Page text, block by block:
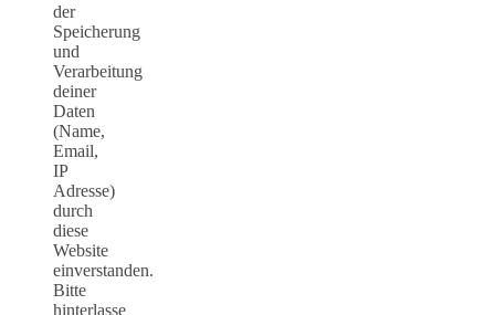
der
Speicherung
und
Verarbeitung
deiner
Daten
(Name,
Email,
IP
Adresse)
durch
diese
Website
einverstanden.
Bitte
hinterlasse